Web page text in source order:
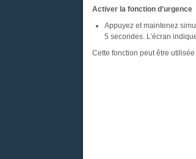
Activer la fonction d'urgence
Appuyez et maintenez
5 secondes. L'écran
Cette fonction peut être